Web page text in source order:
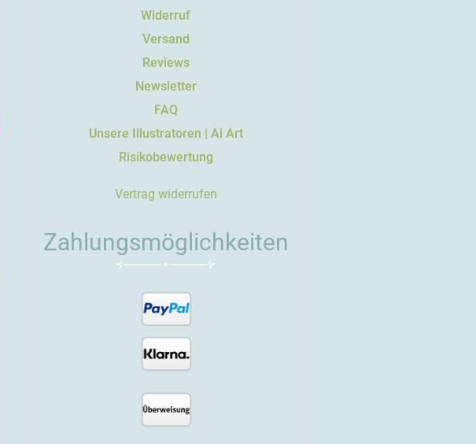
Widerruf
Versand
Reviews
Newsletter
FAQ
Unsere Illustratoren | Ai Art
Risikobewertung
Vertrag widerrufen
Zahlungsmöglichkeiten